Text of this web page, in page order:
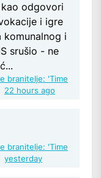
odgovori
i igre
komunalnog i
srušio - ne
branitelje: 'Time
22 hours ago
branitelje: 'Time
yesterday